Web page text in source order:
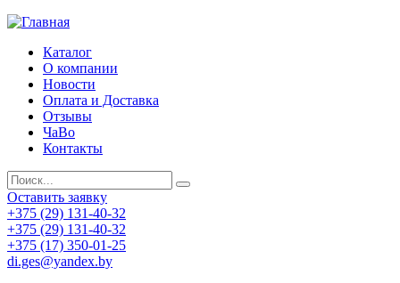
Каталог
О компании
Новости
Оплата и Доставка
Отзывы
ЧаВо
Контакты
Оставить заявку
+375 (29) 131-40-32
+375 (29) 131-40-32
+375 (17) 350-01-25
di.ges@yandex.by